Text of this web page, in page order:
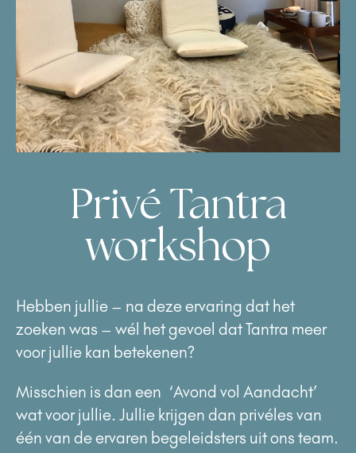
Privé Tantra
workshop
Hebben jullie – na deze ervaring dat het
zoeken was – wél het gevoel dat Tantra meer
voor jullie kan betekenen?
Misschien is dan een ‘Avond vol Aandacht’
wat voor jullie. Jullie krijgen dan privéles van
één van de ervaren begeleidsters uit ons team.